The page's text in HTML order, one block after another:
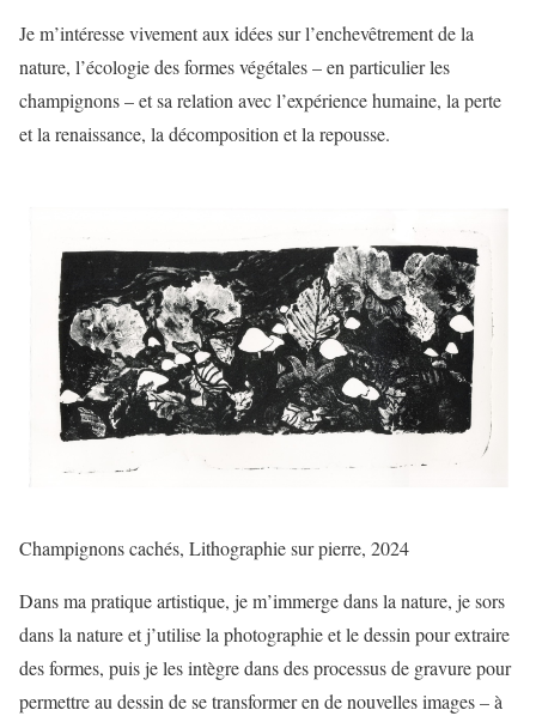
Je m’intéresse vivement aux idées sur l’enchevêtrement de la
nature, l’écologie des formes végétales – en particulier les
champignons – et sa relation avec l’expérience humaine, la perte
et la renaissance, la décomposition et la repousse.
Champignons cachés, Lithographie sur pierre, 2024
Dans ma pratique artistique, je m’immerge dans la nature, je sors
dans la nature et j’utilise la photographie et le dessin pour extraire
des formes, puis je les intègre dans des processus de gravure pour
permettre au dessin de se transformer en de nouvelles images – à